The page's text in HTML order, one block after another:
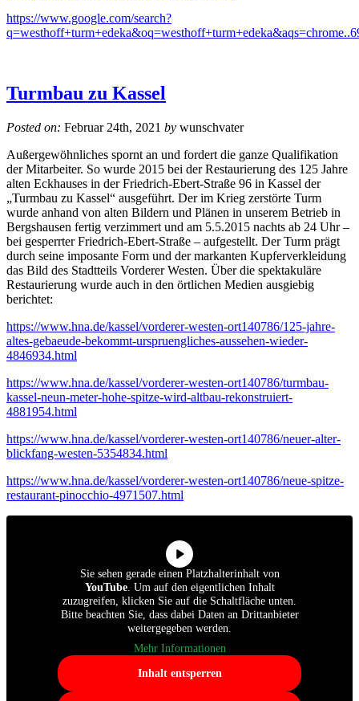
https://www.google.com/search?
Turmbau zu Kassel
Posted on: Februar 24th, 2021 by wunschvater
Außergewöhnliches spornt an und fordert die ganze Qualifikation
der Mitarbeiter. So wurde 2015 bei der Restaurierung des 125 Jahre
alten Eckhauses in der Friedrich-Ebert-Straße 96 in Kassel der
„Turmbau zu Kassel“ ausgeführt. Der im Krieg zerstörte Turm
wurde anhand von alten Bildern und Plänen in unserem Betrieb in
Bergshausen fertig verzimmert und am 5.5.2015 nachts ab 24 Uhr –
bei gesperrter Friedrich-Ebert-Straße – aufgestellt. Der Turm prägt
durch seine imposante Form und der markanten Kupferverkleidung
das Bild des Stadtteils Vorderer Westen. Über die spektakuläre
Restaurierung wurde auch in den örtlichen Medien ausgiebig
berichtet:
https://www.hna.de/kassel/vorderer-westen-ort140786/125-jahre-
altes-gebaeude-bekommt-urspruengliches-aussehen-wieder-
4846934.html
https://www.hna.de/kassel/vorderer-westen-ort140786/turmbau-
kassel-neun-meter-hohe-spitze-wird-altbau-rekonstruiert-
4881954.html
https://www.hna.de/kassel/vorderer-westen-ort140786/neuer-alter-
blickfang-westen-5354834.html
https://www.hna.de/kassel/vorderer-westen-ort140786/neue-spitze-
restaurant-pinocchio-4971507.html
Sie sehen gerade einen Platzhalterinhalt von
YouTube. Um auf den eigentlichen Inhalt
zuzugreifen, klicken Sie auf die Schaltfläche unten.
Bitte beachten Sie, dass dabei Daten an Drittanbieter
weitergegeben werden.
Mehr Informationen
Inhalt entsperren